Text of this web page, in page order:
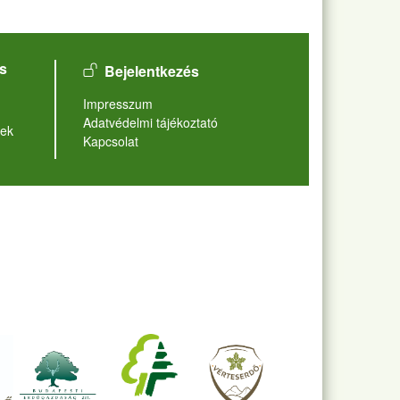
User account menu
Bejelentkezés
Lábléc
Impresszum
Adatvédelmi tájékoztató
Kapcsolat